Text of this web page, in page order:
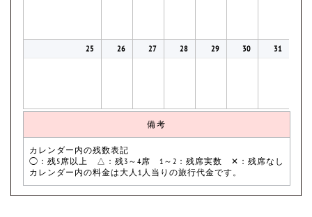
25 26 27 28 29 30 31
備考
カレンダー内の残数表記
◯：残5席以上 △：残3～4席 1～2：残席実数 ✕：残席なし
カレンダー内の料金は大人1人当りの旅行代金です。